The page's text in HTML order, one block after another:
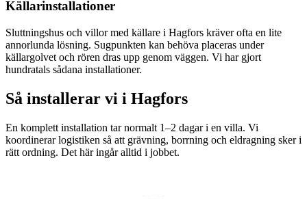
Källarinstallationer
Sluttningshus och villor med källare i Hagfors kräver ofta en lite
annorlunda lösning. Sugpunkten kan behöva placeras under
källargolvet och rören dras upp genom väggen. Vi har gjort
hundratals sådana installationer.
Så installerar vi i Hagfors
En komplett installation tar normalt 1–2 dagar i en villa. Vi
koordinerar logistiken så att grävning, borrning och eldragning sker i
rätt ordning. Det här ingår alltid i jobbet.